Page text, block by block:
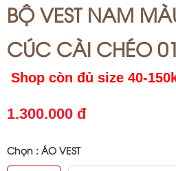
BỘ VEST NAM
CÚC CÀI CHÉO 01
Shop còn đủ size 40-
1.300.000 đ
Chọn : ÁO VEST